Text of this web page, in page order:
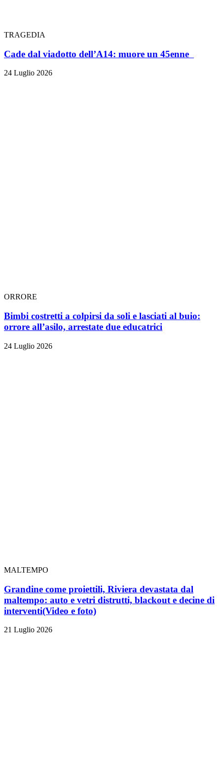
TRAGEDIA
Cade dal viadotto dell’A14: muore un 45enne
24 Luglio 2026
ORRORE
Bimbi costretti a colpirsi da soli e lasciati al buio:
orrore all’asilo, arrestate due educatrici
24 Luglio 2026
MALTEMPO
Grandine come proiettili, Riviera devastata dal
maltempo: auto e vetri distrutti, blackout e decine di
interventi(Video e foto)
21 Luglio 2026